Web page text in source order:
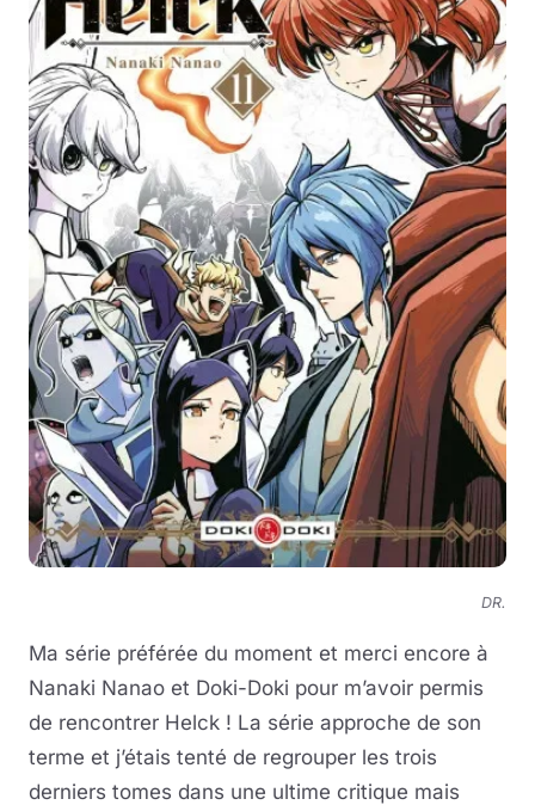
DR.
Ma série préférée du moment et merci encore à
Nanaki Nanao et Doki-Doki pour m’avoir permis
de rencontrer Helck ! La série approche de son
terme et j’étais tenté de regrouper les trois
derniers tomes dans une ultime critique mais